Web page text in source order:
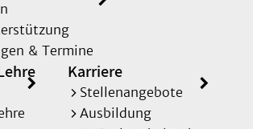
& Termine
Karriere
Stellenangebote
Ausbildung